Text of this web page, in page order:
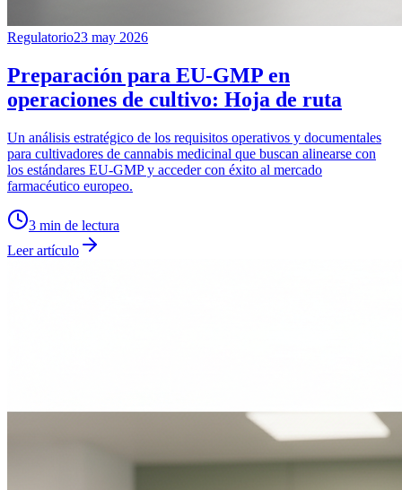
Regulatorio23 may 2026
Preparación para EU-GMP en
operaciones de cultivo: Hoja de ruta
Un análisis estratégico de los requisitos operativos y documentales
para cultivadores de cannabis medicinal que buscan alinearse con
los estándares EU-GMP y acceder con éxito al mercado
farmacéutico europeo.
3 min de lectura
Leer artículo